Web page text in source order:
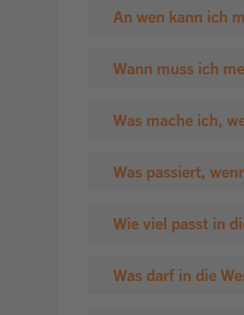
Wann muss ich
Was mache ich,
Was passiert,
Wie viel passt in
Was darf in die